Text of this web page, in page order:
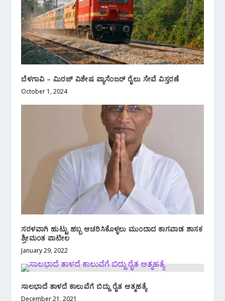
ಬೆಳಗಾವಿ – ಮಿರಜ್ ವಿಶೇಷ ಪ್ಯಾಸೆಂಜರ್ ರೈಲು ಸೇವೆ ವಿಸ್ತರಣೆ
October 1, 2024
ಸರಳವಾಗಿ ಹುಟ್ಟು ಹಬ್ಬ ಆಚರಿಸಿಕೊಳ್ಳಲು ಮುಂದಾದ ಕಾಗವಾಡ ಶಾಸಕ
ಶ್ರೀಮಂತ ಪಾಟೀಲ‌
January 29, 2022
ಸಾಲಭಾದೆ ತಾಳದೆ ಕಾಲುವೆಗೆ ಬಿದ್ದು ರೈತ ಆತ್ಮಹತ್ಯೆ
December 21, 2021